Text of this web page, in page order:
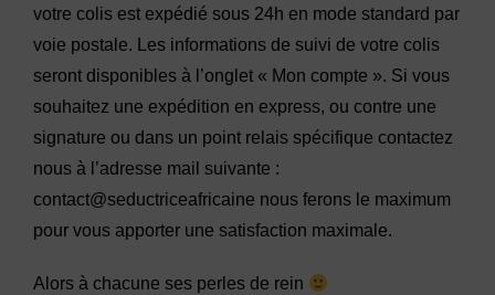
votre colis est expédié sous 24h en mode standard par
voie postale. Les informations de suivi de votre colis
seront disponibles à l’onglet « Mon compte ». Si vous
souhaitez une expédition en express, ou contre une
signature ou dans un point relais spécifique contactez
nous à l’adresse mail suivante :
contact@seductriceafricaine nous ferons le maximum
pour vous apporter une satisfaction maximale.
Alors à chacune ses perles de rein